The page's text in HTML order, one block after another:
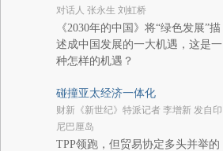
对话人 张永生 刘虹桥
《2030年的中国》将“绿色发展”描
述成中国发展的一大机遇，这是一
种怎样的机遇？
碰撞亚太经济一体化
财新《新世纪》特派记者 李增新 发自印
尼巴厘岛
TPP领跑，但贸易协定多头并举的